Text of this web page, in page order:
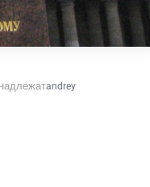
andrey